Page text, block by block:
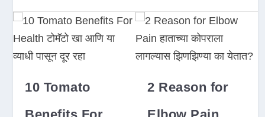
10 Tomato
2 Reason for